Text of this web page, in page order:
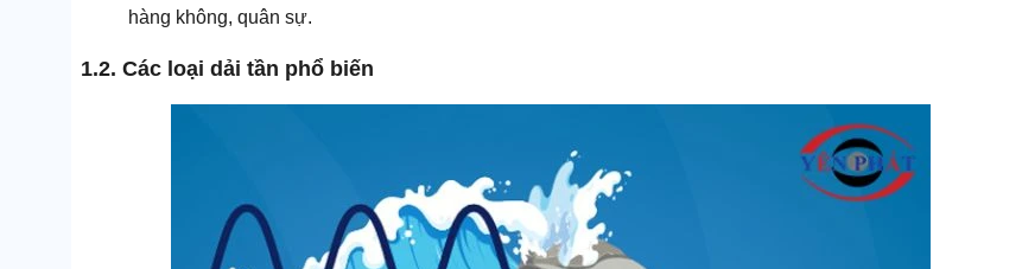
hàng không, quân sự.
1.2. Các loại dải tần phổ biến